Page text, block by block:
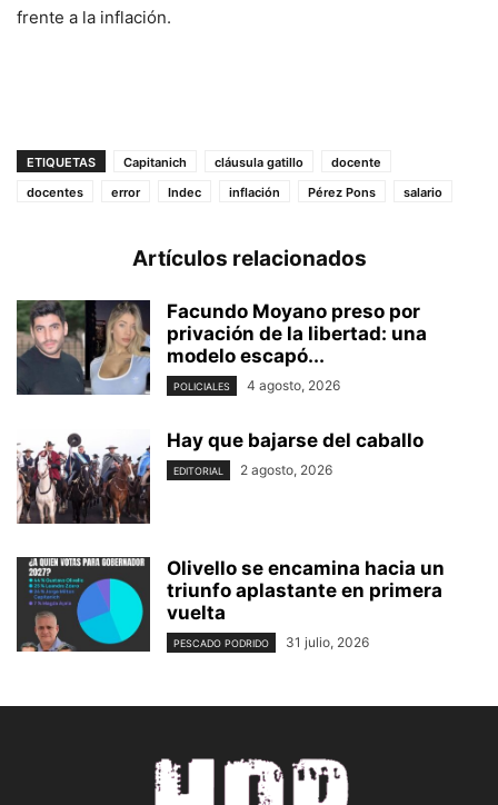
frente a la inflación.
ETIQUETAS Capitanich cláusula gatillo
docente
docentes
error Indec inflación Pérez Pons salario
Artículos relacionados
Facundo Moyano preso por
privación de la libertad: una
modelo escapó...
POLICIALES 4 agosto, 2026
Hay que bajarse del caballo
EDITORIAL 2 agosto, 2026
Olivello se encamina hacia un
triunfo aplastante en primera
vuelta
PESCADO PODRIDO 31 julio, 2026